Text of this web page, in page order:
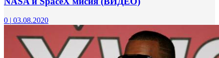
0 | 03.08.2020